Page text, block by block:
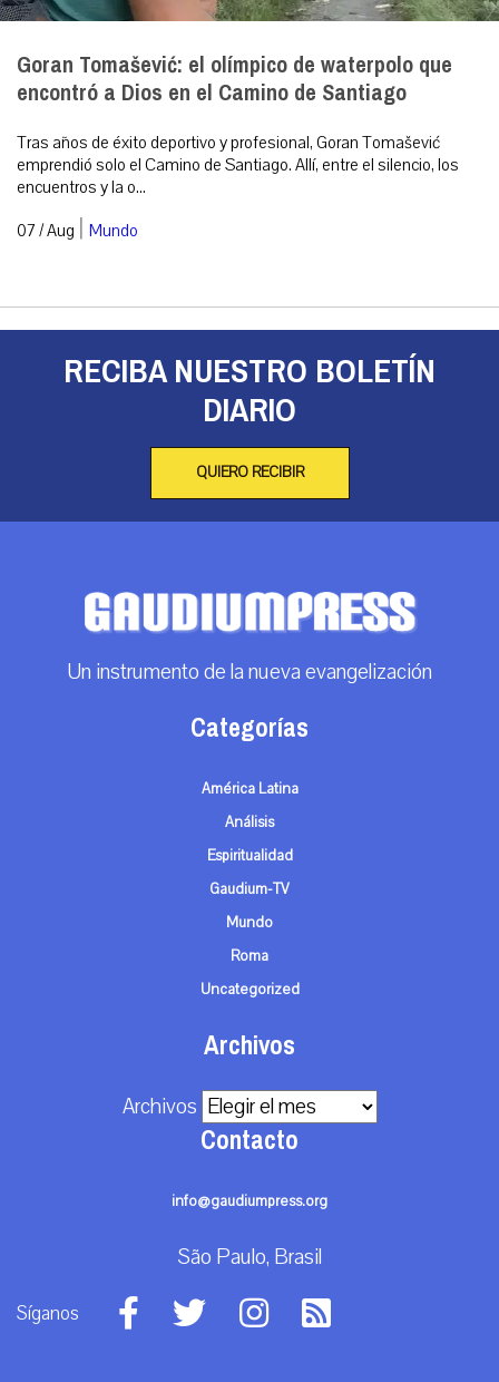
Goran Tomašević: el olímpico de waterpolo que
encontró a Dios en el Camino de Santiago
Tras años de éxito deportivo y profesional, Goran Tomašević
emprendió solo el Camino de Santiago. Allí, entre el silencio, los
encuentros y la o...
07 / Aug | Mundo
RECIBA NUESTRO BOLETÍN
DIARIO
QUIERO RECIBIR
Un instrumento de la nueva evangelización
Categorías
América Latina
Análisis
Espiritualidad
Gaudium-TV
Mundo
Roma
Uncategorized
Archivos
Archivos
Contacto
info@gaudiumpress.org
São Paulo, Brasil
Síganos